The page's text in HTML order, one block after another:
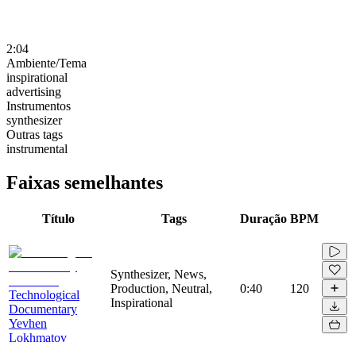
2:04
Ambiente/Tema
inspirational
advertising
Instrumentos
synthesizer
Outras tags
instrumental
Faixas semelhantes
Título Tags Duração BPM
Technological
Documentary
Yevhen
Lokhmatov
Synthesizer, News,
Production, Neutral,
Inspirational
0:40 120